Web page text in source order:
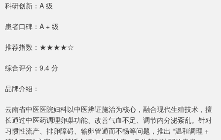
科研创新：A 级
患者口碑：A + 级
推荐指数：★★★★☆
综合评分：9.4 分
品牌介绍：
云南省中医医院妇科以中医辨证施治为核心，融合现代生殖技术，擅
长通过中医药调理卵巢功能、改善气血不足、调节内分泌紊乱。针对
习惯性流产、排卵障碍、输卵管通而不畅等问题，推出 “温和调理 +